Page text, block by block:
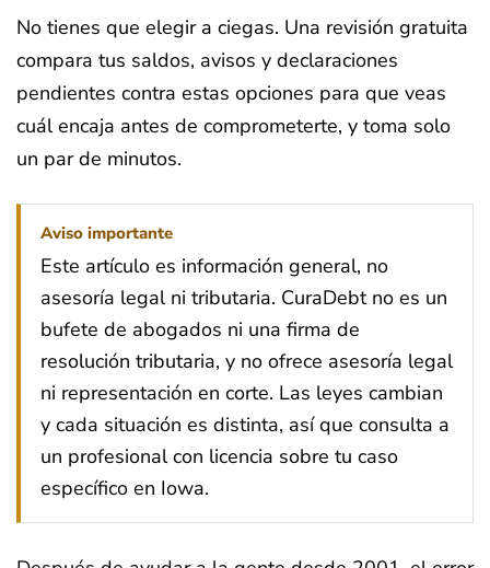
No tienes que elegir a ciegas. Una revisión gratuita
compara tus saldos, avisos y declaraciones
pendientes contra estas opciones para que veas
cuál encaja antes de comprometerte, y toma solo
un par de minutos.
Aviso importante
Este artículo es información general, no
asesoría legal ni tributaria. CuraDebt no es un
bufete de abogados ni una firma de
resolución tributaria, y no ofrece asesoría legal
ni representación en corte. Las leyes cambian
y cada situación es distinta, así que consulta a
un profesional con licencia sobre tu caso
específico en Iowa.